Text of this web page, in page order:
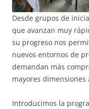
Desde grupos de
que avanzan muy
su progreso nos
nuevos entornos de
demandan más
mayores dimensiones
Introducimos la